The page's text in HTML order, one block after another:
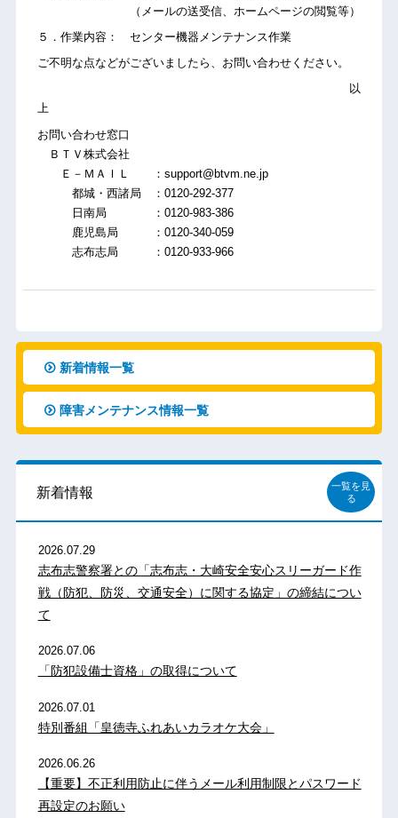
（メールの送受信、ホームページの閲覧等）
５．作業内容： センター機器メンテナンス作業
ご不明な点などがございましたら、お問い合わせください。
以
上
お問い合わせ窓口
ＢＴＶ株式会社
Ｅ－ＭＡＩＬ ：support@btvm.ne.jp
都城・西諸局 ：0120-292-377
日南局 ：0120-983-386
鹿児島局 ：0120-340-059
志布志局 ：0120-933-966
新着情報一覧
障害メンテナンス情報一覧
新着情報
一覧を見
る
2026.07.29
志布志警察署との「志布志・大崎安全安心スリーガード作
戦（防犯、防災、交通安全）に関する協定」の締結につい
て
2026.07.06
「防犯設備士資格」の取得について
2026.07.01
特別番組「皇徳寺ふれあいカラオケ大会」
2026.06.26
【重要】不正利用防止に伴うメール利用制限とパスワード
再設定のお願い